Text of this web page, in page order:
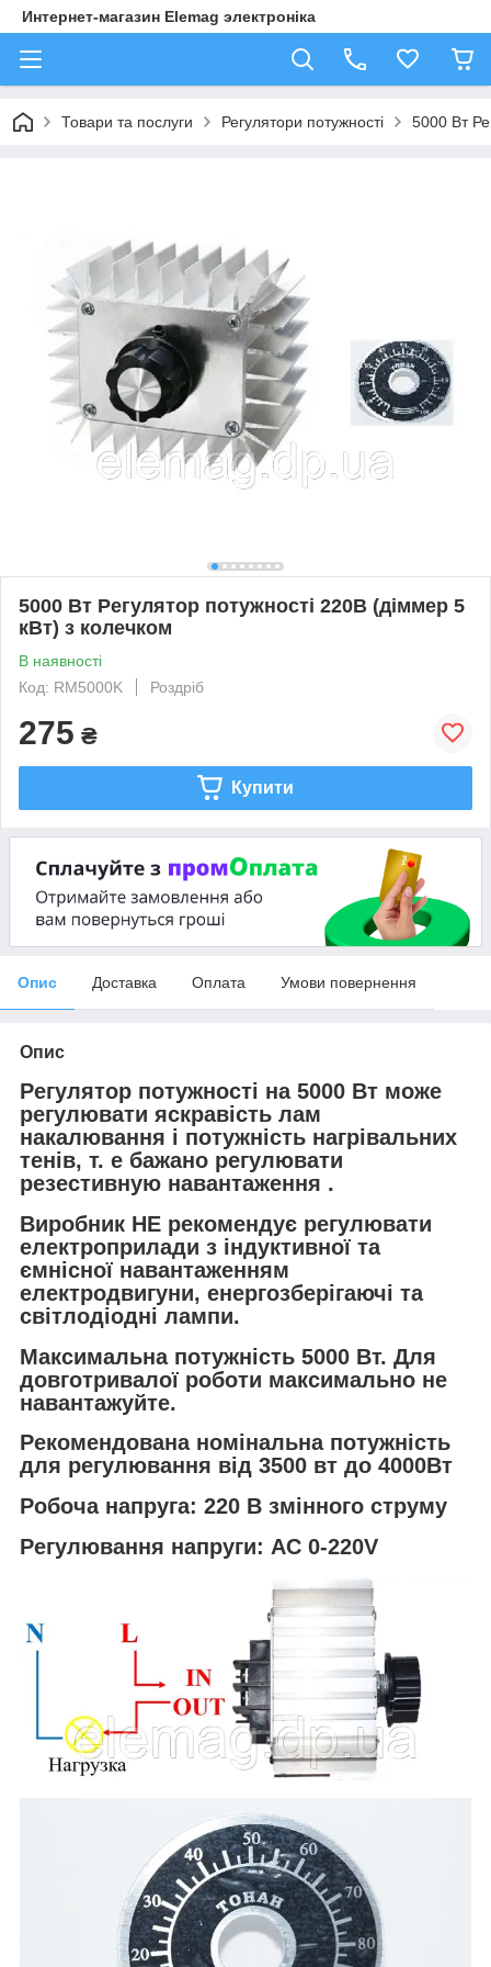
Интернет-магазин Elemag электроніка
Товари та послуги Регулятори потужності 5000 Вт
5000 Вт Регулятор потужності 220В (діммер 5
кВт) з колечком
В наявності
Код: RM5000K
Роздріб
275 ₴
Купити
Опис Доставка Оплата Умови повернення
Опис
Регулятор потужності на 5000 Вт може
регулювати яскравість лам
накалювання і потужність нагрівальних
тенів, т. е бажано регулювати
резестивную навантаження .
Виробник НЕ рекомендує регулювати
електроприлади з індуктивної та
ємнісної навантаженням
електродвигуни, енергозберігаючі та
світлодіодні лампи.
Максимальна потужність 5000 Вт. Для
довготривалої роботи максимально не
навантажуйте.
Рекомендована номінальна потужність
для регулювання від 3500 вт до 4000Вт
Робоча напруга: 220 В змінного струму
Регулювання напруги: AC 0-220V